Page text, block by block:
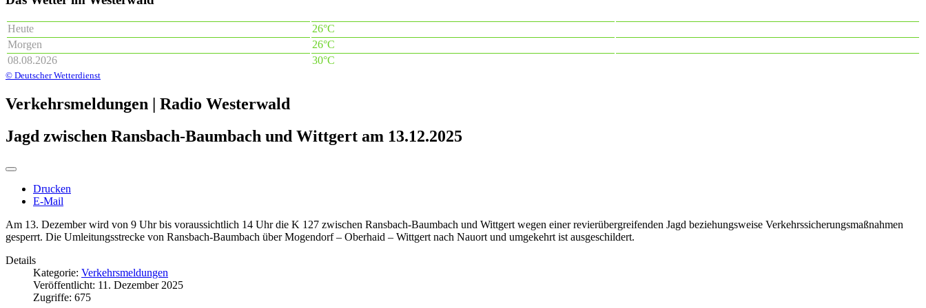
Heute
26°C
Morgen
26°C
08.08.2026
30°C
© Deutscher Wetterdienst
Verkehrsmeldungen | Radio Westerwald
Jagd zwischen Ransbach-Baumbach und Wittgert am 13.12.2025
Drucken
E-Mail
Am 13. Dezember wird von 9 Uhr bis voraussichtlich 14 Uhr die K 127 zwischen Ransbach-Baumbach und Wittgert wegen einer revierübergreifenden Jagd beziehungsweise Verkehrssicherungsmaßnahmen
gesperrt. Die Umleitungsstrecke von Ransbach-Baumbach über Mogendorf – Oberhaid – Wittgert nach Nauort und umgekehrt ist ausgeschildert.
Details
Kategorie: Verkehrsmeldungen
Veröffentlicht: 11. Dezember 2025
Zugriffe: 675